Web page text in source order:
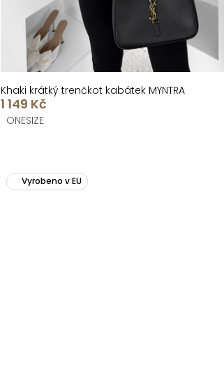
Khaki krátký trenčkot kabátek MYNTRA
1 149 Kč
ONESIZE
Vyrobeno v EU